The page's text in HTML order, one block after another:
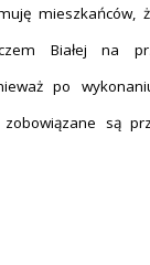
mieszkańców,
Białej na
po
są